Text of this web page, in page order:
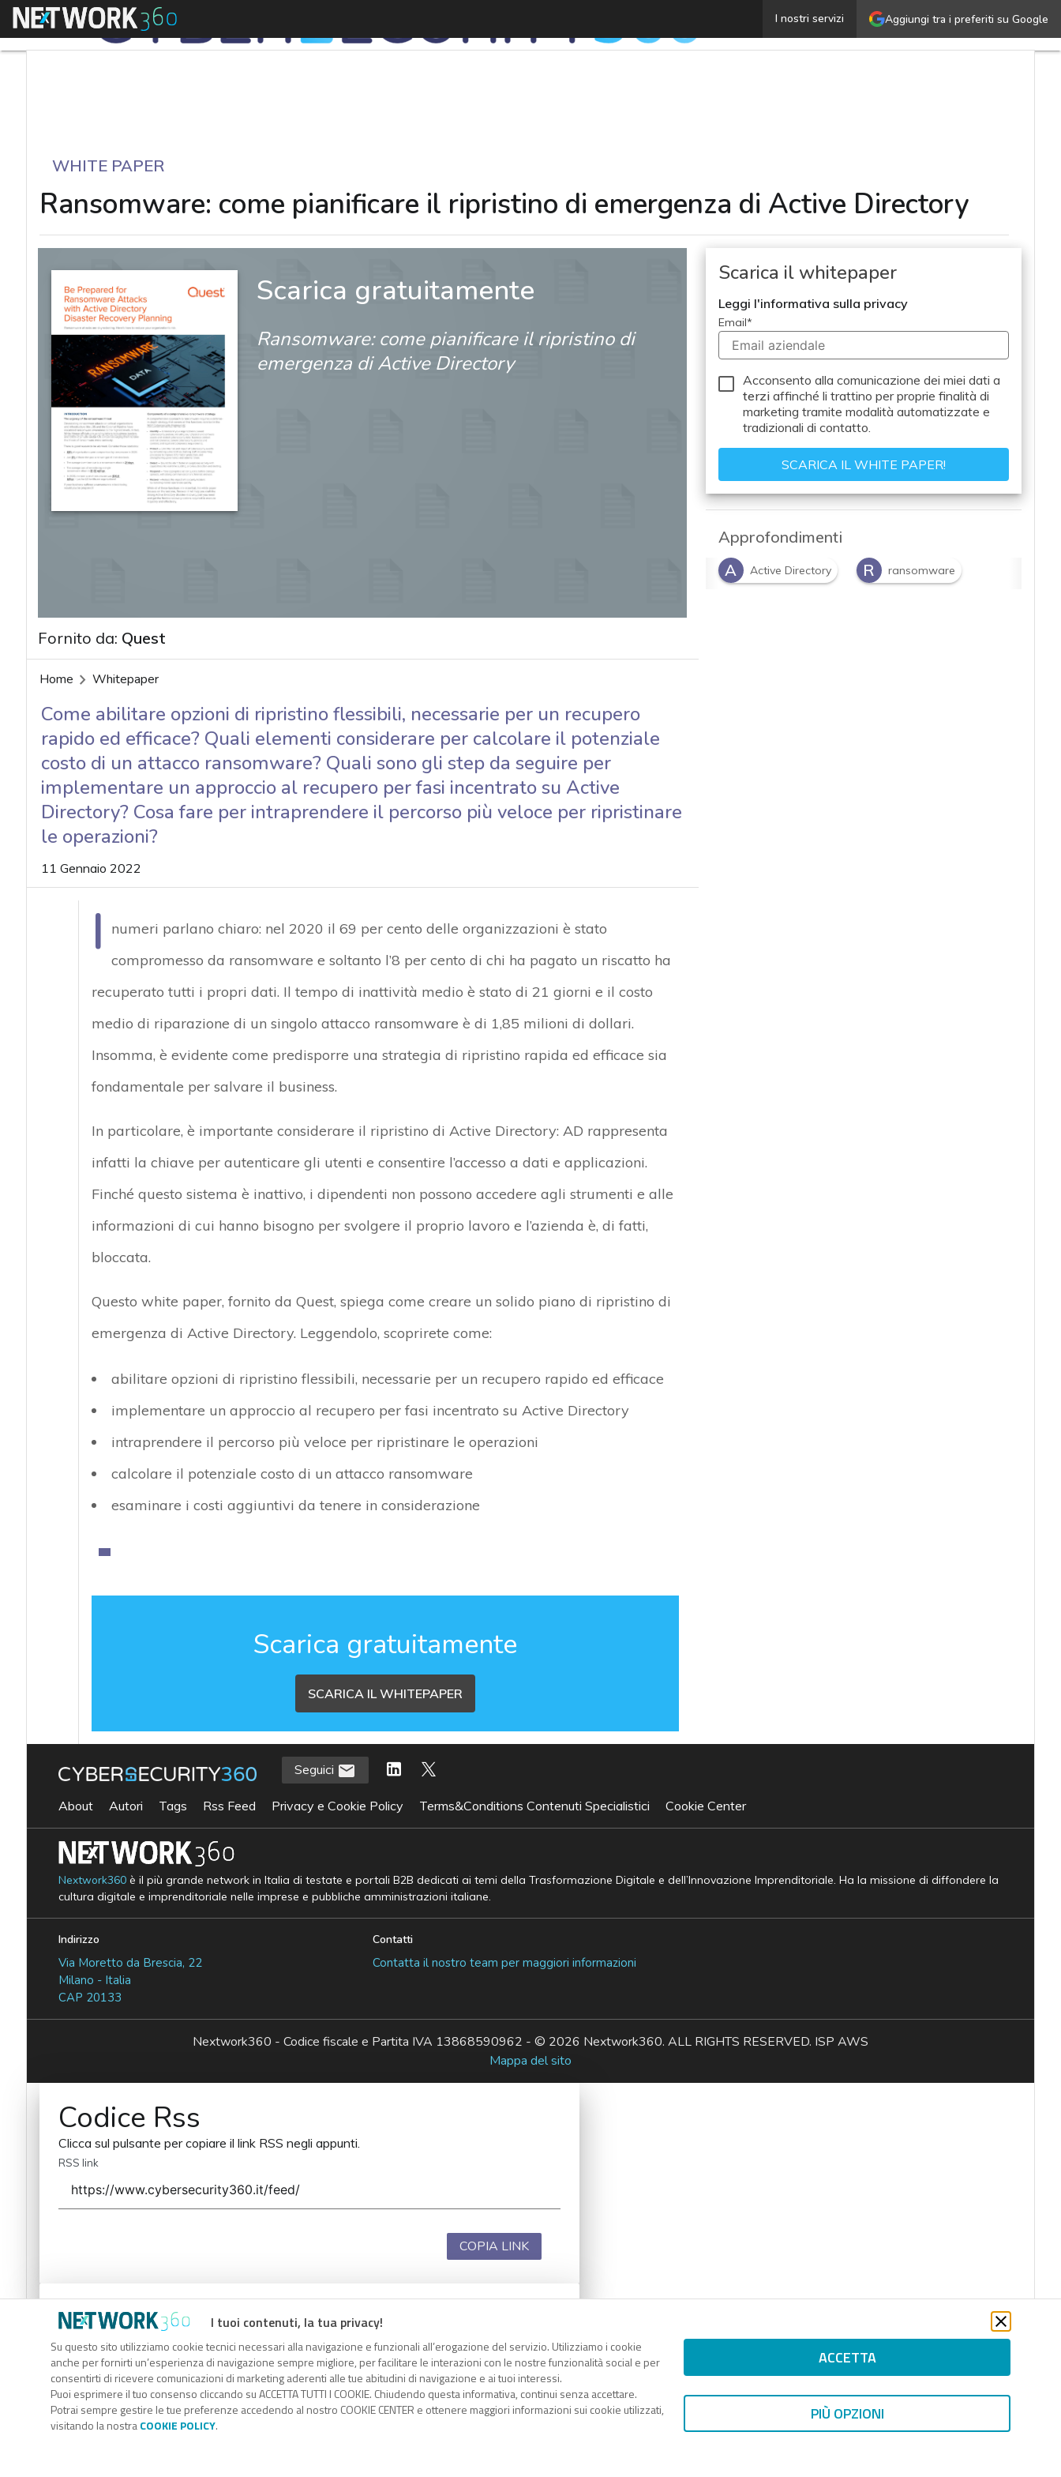
Aggiungi tra i preferiti su Google
I nostri servizi
Menu Ransomware: come pianificare il ripristino di
WHITE PAPER
Ransomware: come pianificare il ripristino di emergenza di Active Directory
Scarica gratuitamente
Ransomware: come pianificare il ripristino di
emergenza di Active Directory
Fornito da: Quest
Home Whitepaper
Come abilitare opzioni di ripristino flessibili, necessarie per un recupero
rapido ed efficace? Quali elementi considerare per calcolare il potenziale
costo di un attacco ransomware? Quali sono gli step da seguire per
implementare un approccio al recupero per fasi incentrato su Active
Directory? Cosa fare per intraprendere il percorso più veloce per ripristinare
le operazioni?
11 Gennaio 2022
I
numeri parlano chiaro: nel 2020 il 69 per cento delle organizzazioni è stato
compromesso da ransomware e soltanto l’8 per cento di chi ha pagato un riscatto ha
recuperato tutti i propri dati. Il tempo di inattività medio è stato di 21 giorni e il costo
medio di riparazione di un singolo attacco ransomware è di 1,85 milioni di dollari.
Insomma, è evidente come predisporre una strategia di ripristino rapida ed efficace sia
fondamentale per salvare il business.
In particolare, è importante considerare il ripristino di Active Directory: AD rappresenta
infatti la chiave per autenticare gli utenti e consentire l’accesso a dati e applicazioni.
Finché questo sistema è inattivo, i dipendenti non possono accedere agli strumenti e alle
informazioni di cui hanno bisogno per svolgere il proprio lavoro e l’azienda è, di fatti,
bloccata.
Questo white paper, fornito da Quest, spiega come creare un solido piano di ripristino di
emergenza di Active Directory. Leggendolo, scoprirete come:
abilitare opzioni di ripristino flessibili, necessarie per un recupero rapido ed efficace
implementare un approccio al recupero per fasi incentrato su Active Directory
intraprendere il percorso più veloce per ripristinare le operazioni
calcolare il potenziale costo di un attacco ransomware
esaminare i costi aggiuntivi da tenere in considerazione
Scarica gratuitamente
SCARICA IL WHITEPAPER
Scarica il whitepaper
Leggi l'informativa sulla privacy
Email*
Acconsento alla comunicazione dei miei dati a
terzi affinché li trattino per proprie finalità di
marketing tramite modalità automatizzate e
tradizionali di contatto.
Approfondimenti
A
Active Directory R ransomware
I tuoi contenuti, la tua privacy!
Su questo sito utilizziamo cookie tecnici necessari alla navigazione e funzionali all’erogazione del servizio. Utilizziamo i cookie
anche per fornirti un’esperienza di navigazione sempre migliore, per facilitare le interazioni con le nostre funzionalità social e per
consentirti di ricevere comunicazioni di marketing aderenti alle tue abitudini di navigazione e ai tuoi interessi.
Puoi esprimere il tuo consenso cliccando su ACCETTA TUTTI I COOKIE. Chiudendo questa informativa, continui senza accettare.
Potrai sempre gestire le tue preferenze accedendo al nostro COOKIE CENTER e ottenere maggiori informazioni sui cookie utilizzati,
visitando la nostraCOOKIE POLICY.
ACCETTA
PIÙ OPZIONI
Seguici
About Autori Tags Rss Feed Privacy e Cookie Policy Terms&Conditions Contenuti Specialistici Cookie Center
Nextwork360è il più grande network in Italia di testate e portali B2B dedicati ai temi della Trasformazione Digitale e dell’Innovazione Imprenditoriale. Ha la missione di diffondere la
cultura digitale e imprenditoriale nelle imprese e pubbliche amministrazioni italiane.
Indirizzo
Via Moretto da Brescia, 22
Milano - Italia
CAP 20133
Contatti
Contatta il nostro team per maggiori informazioni
Nextwork360 - Codice fiscale e Partita IVA 13868590962 - © 2026 Nextwork360. ALL RIGHTS RESERVED. ISP AWS
Mappa del sito
Codice Rss
Clicca sul pulsante per copiare il link RSS negli appunti.
RSS link
COPIA LINK
Codice Rss
Clicca sul pulsante per copiare il link RSS negli appunti.
RSS link